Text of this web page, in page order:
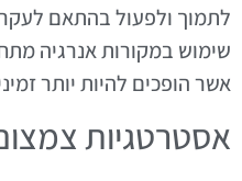
לתמוך ולפעול בהתאם
שימוש במקורות אנרגיה
אשר הופכים להיות יותר
אסטרטגיות